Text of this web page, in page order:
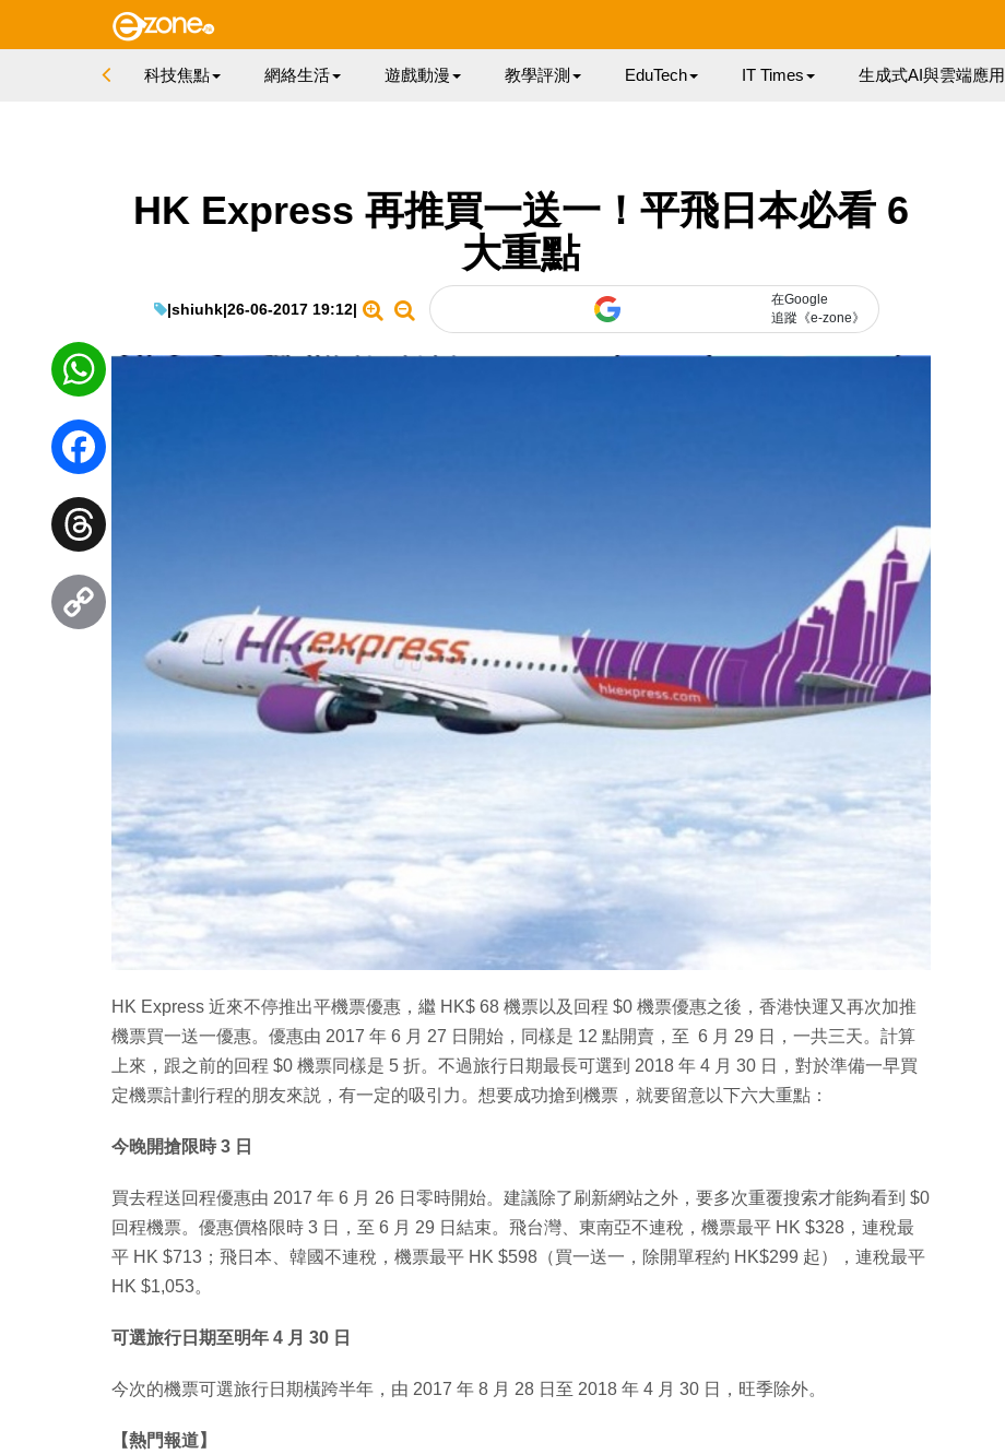
科技焦點 網絡生活 遊戲動漫 教學評測 EduTech IT Times 生成式AI與雲端應用
HK Express 再推買一送一！平飛日本必看 6
大重點
|shiuhk|26-06-2017 19:12|
在Google
追蹤《e-zone》
HK Express 近來不停推出平機票優惠，繼 HK$ 68 機票以及回程 $0 機票優惠之後，香港快運又再次加推
機票買一送一優惠。優惠由 2017 年 6 月 27 日開始，同樣是 12 點開賣，至 6 月 29 日，一共三天。計算
上來，跟之前的回程 $0 機票同樣是 5 折。不過旅行日期最長可選到 2018 年 4 月 30 日，對於準備一早買
定機票計劃行程的朋友來説，有一定的吸引力。想要成功搶到機票，就要留意以下六大重點：
今晚開搶限時 3 日
買去程送回程優惠由 2017 年 6 月 26 日零時開始。建議除了刷新網站之外，要多次重覆搜索才能夠看到 $0
回程機票。優惠價格限時 3 日，至 6 月 29 日結束。飛台灣、東南亞不連稅，機票最平 HK $328，連稅最
平 HK $713；飛日本、韓國不連稅，機票最平 HK $598（買一送一，除開單程約 HK$299 起），連稅最平
HK $1,053。
可選旅行日期至明年 4 月 30 日
今次的機票可選旅行日期橫跨半年，由 2017 年 8 月 28 日至 2018 年 4 月 30 日，旺季除外。
【熱門報道】
WhatsApp
Facebook
Threads